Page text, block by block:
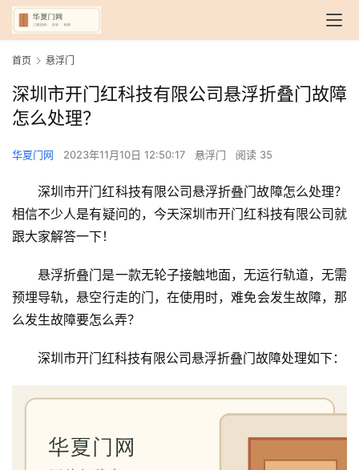
首页 悬浮门
深圳市开门红科技有限公司悬浮折叠门故障
怎么处理？
华夏门网 2023年11月10日 12:50:17 悬浮门 阅读 35
深圳市开门红科技有限公司悬浮折叠门故障怎么处理？
相信不少人是有疑问的，今天深圳市开门红科技有限公司就
跟大家解答一下！
悬浮折叠门是一款无轮子接触地面，无运行轨道，无需
预埋导轨，悬空行走的门，在使用时，难免会发生故障，那
么发生故障要怎么弄？
深圳市开门红科技有限公司悬浮折叠门故障处理如下：